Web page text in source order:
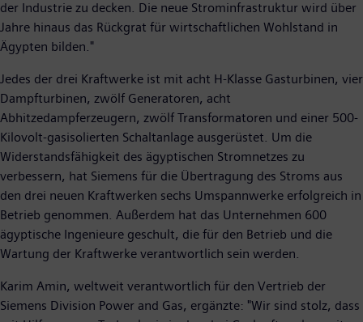
der Industrie zu decken. Die neue Strominfrastruktur wird über
Jahre hinaus das Rückgrat für wirtschaftlichen Wohlstand in
Ägypten bilden."
Jedes der drei Kraftwerke ist mit acht H-Klasse Gasturbinen, vier
Dampfturbinen, zwölf Generatoren, acht
Abhitzedampferzeugern, zwölf Transformatoren und einer 500-
Kilovolt-gasisolierten Schaltanlage ausgerüstet. Um die
Widerstandsfähigkeit des ägyptischen Stromnetzes zu
verbessern, hat Siemens für die Übertragung des Stroms aus
den drei neuen Kraftwerken sechs Umspannwerke erfolgreich in
Betrieb genommen. Außerdem hat das Unternehmen 600
ägyptische Ingenieure geschult, die für den Betrieb und die
Wartung der Kraftwerke verantwortlich sein werden.
Karim Amin, weltweit verantwortlich für den Vertrieb der
Siemens Division Power and Gas, ergänzte: "Wir sind stolz, dass